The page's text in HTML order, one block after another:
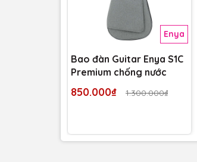
Enya
Bao đàn Guitar Enya S1C
Premium chống nước
850.000₫ 1.300.000₫